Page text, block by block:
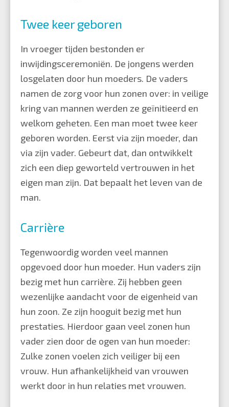
Twee keer geboren
In vroeger tijden bestonden er
inwijdingsceremoniën. De jongens werden
losgelaten door hun moeders. De vaders
namen de zorg voor hun zonen over: in veilige
kring van mannen werden ze geïnitieerd en
welkom geheten. Een man moet twee keer
geboren worden. Eerst via zijn moeder, dan
via zijn vader. Gebeurt dat, dan ontwikkelt
zich een diep geworteld vertrouwen in het
eigen man zijn. Dat bepaalt het leven van de
man.
Carrière
Tegenwoordig worden veel mannen
opgevoed door hun moeder. Hun vaders zijn
bezig met hun carrière. Zij hebben geen
wezenlijke aandacht voor de eigenheid van
hun zoon. Ze zijn hooguit bezig met hun
prestaties. Hierdoor gaan veel zonen hun
vader zien door de ogen van hun moeder:
Zulke zonen voelen zich veiliger bij een
vrouw. Hun afhankelijkheid van vrouwen
werkt door in hun relaties met vrouwen.